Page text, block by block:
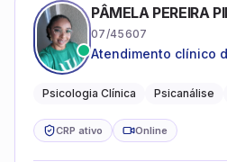
PÂMELA PEREIRA
07/45607
Atendimento clínico
crianças neurotípicas
Psicologia Clínica Psicanálise
CRP ativo Online